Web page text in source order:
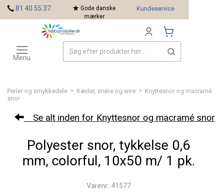
Perler og smykkedele > Kæder, snøre og wire > Knyttesnor og macramé
snor
Se alt inden for Knyttesnor og macramé snor
Polyester snor, tykkelse 0,6
mm, colorful, 10x50 m/ 1 pk.
Varenr.: 41577
81 40 55 37
Gode danske
mærker
Kundeservice
Toggle
navigation
Menu
Mærker